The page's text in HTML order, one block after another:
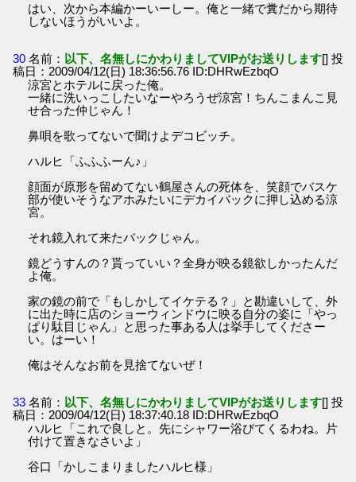
はい、次から本編かーいーしー。俺と一緒で糞だから期待
しないほうがいいよ。
30 名前： 以下、名無しにかわりましてVIPがお送りします[] 投
稿日：2009/04/12(日) 18:36:56.76 ID:DHRwEzbqO
涼宮とホテルに戻った俺。
一緒に洗いっこしたいなーやろうぜ涼宮！ちんこまんこ見
せ合った仲じゃん！
鼻唄を歌ってないで聞けよデコビッチ。
ハルヒ「ふふふーん♪」
顔面が原形を留めてない鶴屋さんの死体を、笑顔でバスケ
部が使いそうなアホみたいにデカイバックに押し込める涼
宮。
それ鏡入れて来たバックじゃん。
鏡どうすんの？貰っていい？全身が映る鏡欲しかったんだ
よ俺。
家の鏡の前で「もしかしてイケテる？」と勘違いして、外
に出た時に店のショーウィンドウに映る自分の姿に「やっ
ぱり駄目じゃん」と思った事ある人は挙手してくださー
い。はーい！
俺はそんなお前を見捨てないぜ！
33 名前： 以下、名無しにかわりましてVIPがお送りします[] 投
稿日：2009/04/12(日) 18:37:40.18 ID:DHRwEzbqO
ハルヒ「これで良しと。先にシャワー浴びてくるわね。片
付けて置きなさいよ」
谷口「かしこまりましたハルヒ様」